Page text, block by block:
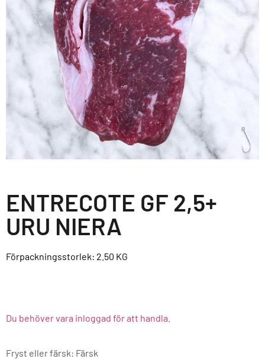
ENTRECOTE GF 2,5+
URU NIERA
Förpackningsstorlek: 2.50 KG
Du behöver vara inloggad för att handla.
Fryst eller färsk: Färsk